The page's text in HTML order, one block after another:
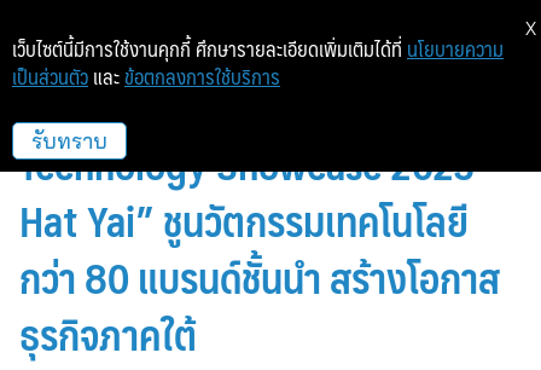
SiS เตรียมจัดงาน “SiS
Technology Showcase 2025 –
Hat Yai” ชูนวัตกรรมเทคโนโลยี
กว่า 80 แบรนด์ชั้นนำ สร้างโอกาส
ธุรกิจภาคใต้
เว็บไซต์นี้มีการใช้งานคุกกี้ ศึกษารายละเอียดเพิ่มเติมได้ที่ นโยบายความ
เป็นส่วนตัว และ ข้อตกลงการใช้บริการ
รับทราบ
X